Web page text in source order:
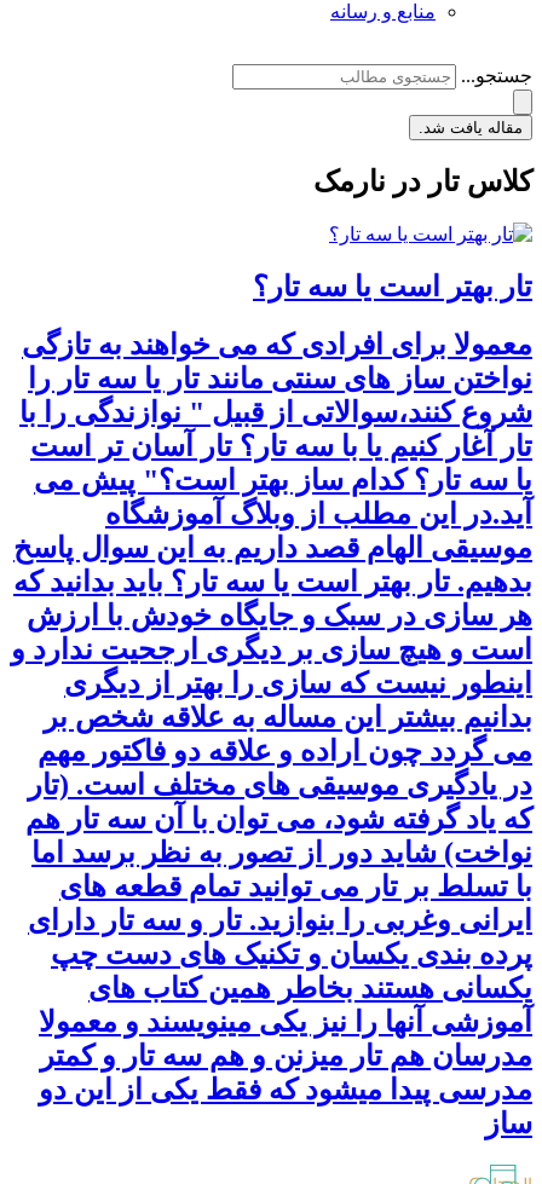
منابع و رسانه
جستجو...
مقاله یافت شد.
کلاس تار در نارمک
تار بهتر است یا سه تار؟
معمولا برای افرادی که می خواهند به تازگی
نواختن ساز های سنتی مانند تار یا سه تار را
شروع کنند،سوالاتی از قبیل " نوازندگی را با
تار آغار کنیم یا با سه تار؟ تار آسان تر است
یا سه تار؟ کدام ساز بهتر است؟" پیش می
آید.در این مطلب از وبلاگ آموزشگاه
موسیقی الهام قصد داریم به این سوال پاسخ
بدهیم. تار بهتر است یا سه تار؟ باید بدانید که
هر سازی در سبک و جایگاه خودش با ارزش
است و هیچ سازی بر دیگری ارجحیت ندارد و
اینطور نیست که سازی را بهتر از دیگری
بدانیم بیشتر این مساله به علاقه شخص بر
می گردد چون اراده و علاقه دو فاکتور مهم
در یادگیری موسیقی های مختلف است. (تار
که یاد گرفته شود، می توان با آن سه تار هم
نواخت) شاید دور از تصور به نظر برسد اما
با تسلط بر تار می ­توانید تمام قطعه ­های
ایرانی وغربی را بنوازید. تار و سه تار دارای
پرده بندی یکسان و تکنیک های دست چپ
یکسانی هستند بخاطر همین کتاب های
آموزشی آنها را نیز یکی مینویسند و معمولا
مدرسان هم تار میزنن و هم سه تار و کمتر
مدرسی پیدا میشود که فقط یکی از این دو
ساز